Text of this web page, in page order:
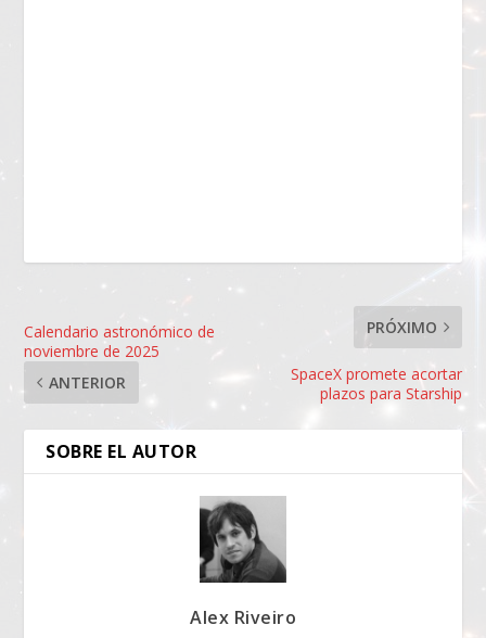
Calendario astronómico de
noviembre de 2025
ANTERIOR
PRÓXIMO
SpaceX promete acortar
plazos para Starship
SOBRE EL AUTOR
Alex Riveiro